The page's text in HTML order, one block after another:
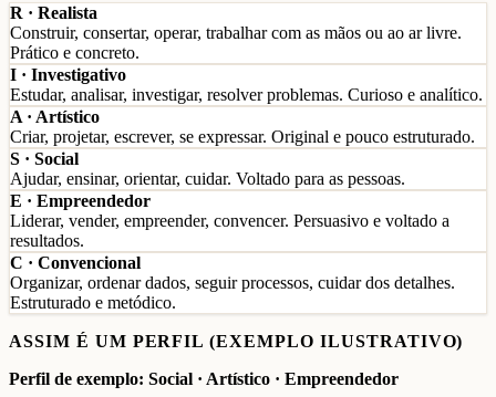
R · Realista
Construir, consertar, operar, trabalhar com as mãos ou ao ar livre.
Prático e concreto.
I · Investigativo
Estudar, analisar, investigar, resolver problemas. Curioso e analítico.
A · Artístico
Criar, projetar, escrever, se expressar. Original e pouco estruturado.
S · Social
Ajudar, ensinar, orientar, cuidar. Voltado para as pessoas.
E · Empreendedor
Liderar, vender, empreender, convencer. Persuasivo e voltado a
resultados.
C · Convencional
Organizar, ordenar dados, seguir processos, cuidar dos detalhes.
Estruturado e metódico.
ASSIM É UM PERFIL (EXEMPLO ILUSTRATIVO)
Perfil de exemplo: Social · Artístico · Empreendedor